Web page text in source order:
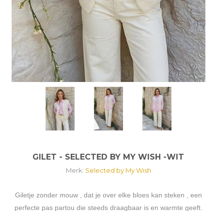
GILET - SELECTED BY MY WISH -WIT
Merk: Selected by My Wish
Giletje zonder mouw , dat je over elke bloes kan steken , een
perfecte pas partou die steeds draagbaar is en warmte geeft.